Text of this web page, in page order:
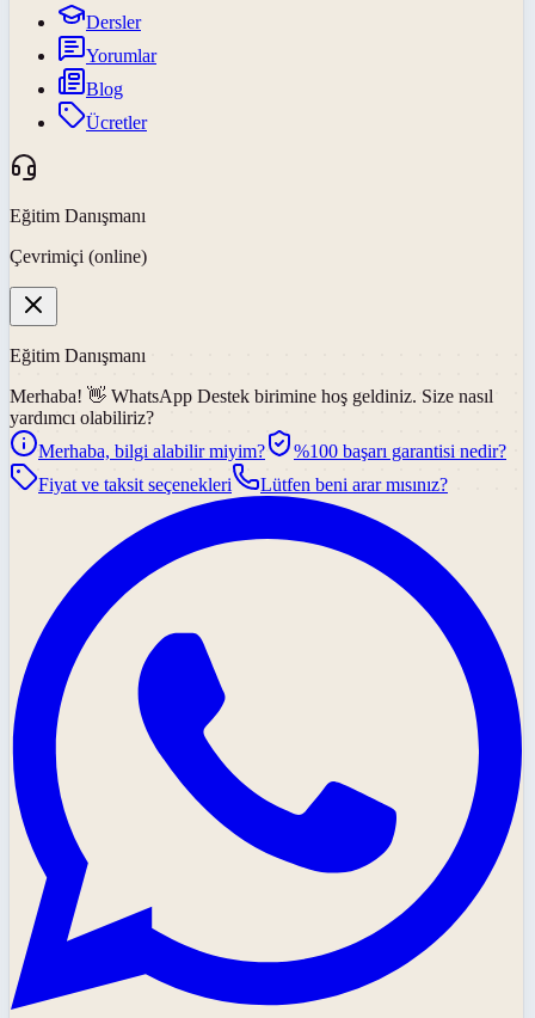
Dersler
Yorumlar
Blog
Ücretler
Eğitim Danışmanı
Çevrimiçi (online)
Eğitim Danışmanı
Merhaba! 👋 WhatsApp Destek birimine hoş geldiniz. Size nasıl
yardımcı olabiliriz?
Merhaba, bilgi alabilir miyim?
%100 başarı garantisi nedir?
Fiyat ve taksit seçenekleri
Lütfen beni arar mısınız?